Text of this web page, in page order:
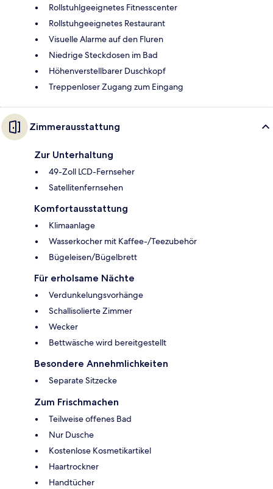
Rollstuhlgeeignetes Fitnesscenter
Rollstuhgeeignetes Restaurant
Visuelle Alarme auf den Fluren
Niedrige Steckdosen im Bad
Höhenverstellbarer Duschkopf
Treppenloser Zugang zum Eingang
Zimmerausstattung
Zur Unterhaltung
49-Zoll LCD-Fernseher
Satellitenfernsehen
Komfortausstattung
Klimaanlage
Wasserkocher mit Kaffee-/Teezubehör
Bügeleisen/Bügelbrett
Für erholsame Nächte
Verdunkelungsvorhänge
Schallisolierte Zimmer
Wecker
Bettwäsche wird bereitgestellt
Besondere Annehmlichkeiten
Separate Sitzecke
Zum Frischmachen
Teilweise offenes Bad
Nur Dusche
Kostenlose Kosmetikartikel
Haartrockner
Handtücher